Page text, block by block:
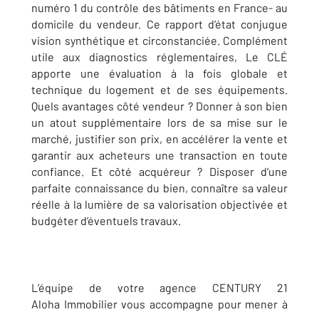
numéro 1 du contrôle des bâtiments en France- au
domicile du vendeur. Ce rapport d’état conjugue
vision synthétique et circonstanciée. Complément
utile aux diagnostics réglementaires, Le CLÉ
apporte une évaluation à la fois globale et
technique du logement et de ses équipements.
Quels avantages côté vendeur ? Donner à son bien
un atout supplémentaire lors de sa mise sur le
marché, justifier son prix, en accélérer la vente et
garantir aux acheteurs une transaction en toute
confiance. Et côté acquéreur ? Disposer d’une
parfaite connaissance du bien, connaître sa valeur
réelle à la lumière de sa valorisation objectivée et
budgéter d’éventuels travaux.
L’équipe de votre agence CENTURY 21
Aloha Immobilier vous accompagne pour mener à